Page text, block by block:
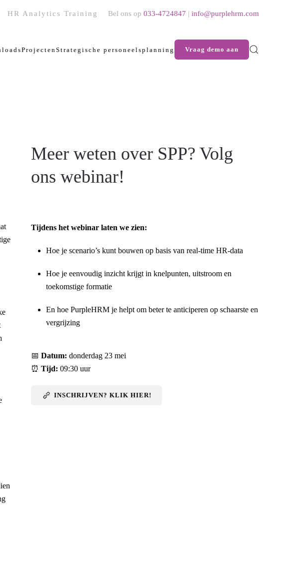
HR Analytics Training Bel ons op 033-4724847 | info@purplehrm.com
Projecten Strategische personeelsplanning Vraag demo aan
Meer weten over SPP? Volg
ons webinar!
Tijdens het webinar laten we zien:
Hoe je scenario’s kunt bouwen op basis van real-time HR-data
Hoe je eenvoudig inzicht krijgt in knelpunten, uitstroom en
toekomstige formatie
En hoe PurpleHRM je helpt om beter te anticiperen op schaarste en
vergrijzing
📅 Datum: donderdag 23 mei
⏰ Tijd: 09:30 uur
INSCHRIJVEN? KLIK HIER!